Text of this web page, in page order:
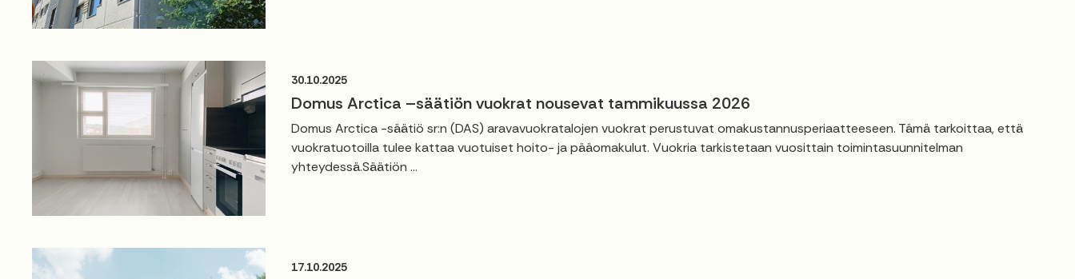
30.10.2025
Domus Arctica –säätiön vuokrat nousevat tammikuussa 2026
Domus Arctica -säätiö sr:n (DAS) aravavuokratalojen vuokrat perustuvat omakustannusperiaatteeseen. Tämä tarkoittaa, että
vuokratuotoilla tulee kattaa vuotuiset hoito- ja pääomakulut. Vuokria tarkistetaan vuosittain toimintasuunnitelman
yhteydessä.Säätiön ...
17.10.2025